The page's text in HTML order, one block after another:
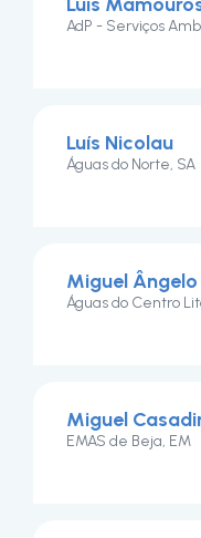
AdP - Serviços
Luís Nicolau
Águas do Norte, SA
Miguel Ângelo
Águas do Centro
Miguel
EMAS de Beja, EM